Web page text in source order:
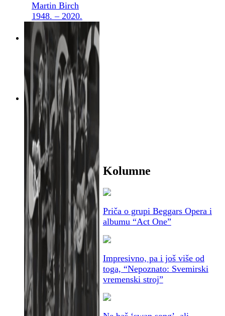
Martin Birch
1948. – 2020.
Kolumne
Priča o grupi Beggars Opera i
albumu “Act One”
Impresivno, pa i još više od
toga, “Nepoznato: Svemirski
vremenski stroj”